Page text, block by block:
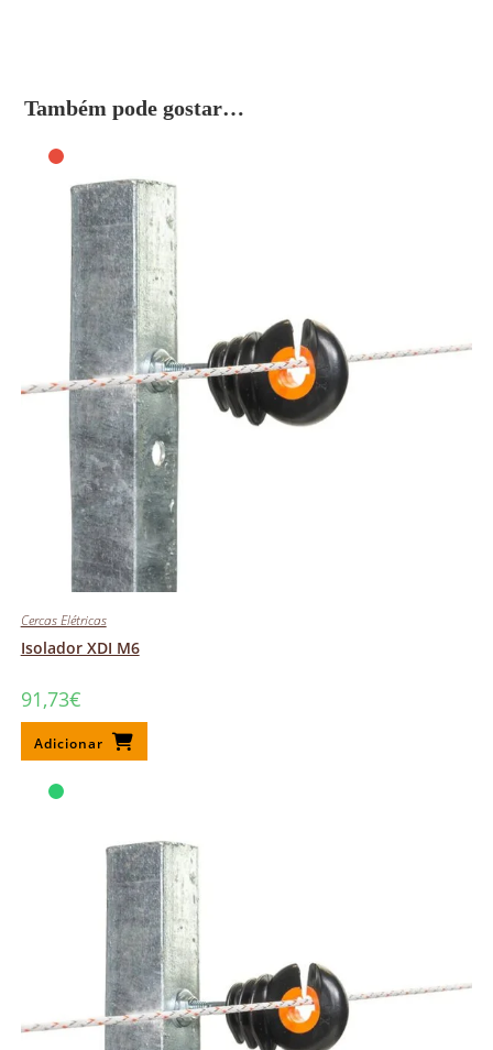
Também pode gostar…
Cercas Elétricas
Isolador XDI M6
91,73€
Adicionar